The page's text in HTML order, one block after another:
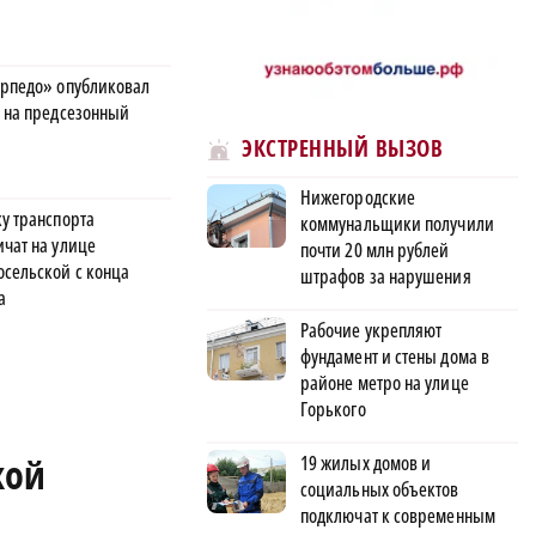
опубликовал
на предсезонный
транспорта
на улице
с конца
ЭКСТРЕННЫЙ ВЫЗОВ
Нижегородские
коммунальщики получили
почти 20 млн рублей
штрафов за нарушения
Рабочие укрепляют
фундамент и стены дома в
районе метро на улице
Горького
19 жилых домов и
социальных объектов
подключат к современным